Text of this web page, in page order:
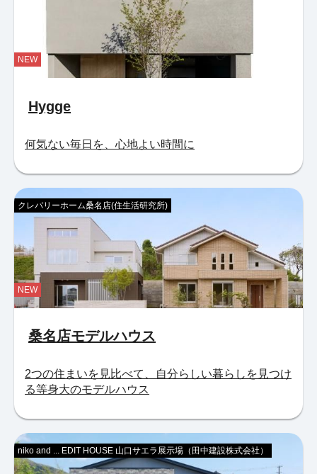
Hygge
何気ない毎日を、心地よい時間に
NEW
桑名店モデルハウス
クレバリーホーム桑名店(住生活研究所)
2つの住まいを見比べて、自分らしい暮らしを見つけ
る等身大のモデルハウス
NEW
niko and ... EDIT HOUSE 山口サエラ展示場（田中建設株式会社）